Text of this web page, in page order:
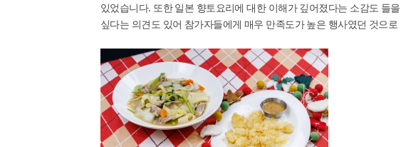
있었습니다. 또한 일본 향토요리에 대한 이해가 깊어졌다는 소감도 들
싶다는 의견도 있어 참가자들에게 매우 만족도가 높은 행사였던 것으로